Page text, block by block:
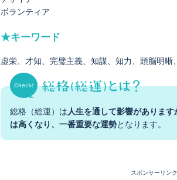
ボランティア
★キーワード
虚栄 才知 完璧主義 知謀 知力 頭脳明晰
総格（総運）は 人生を通して影響がありま
は高くなり、一番重要な運勢となります。
スポンサーリンク